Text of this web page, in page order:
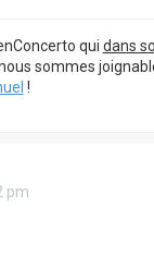
qui dans
sommes
!
pm